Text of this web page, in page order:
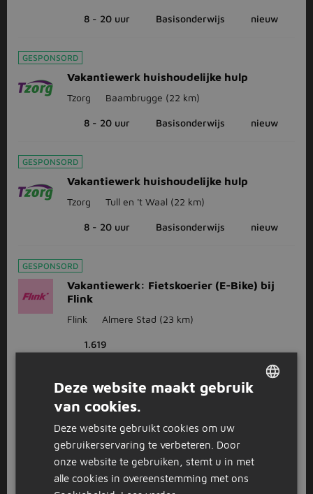
8 - 20 uur Basisonderwijs nieuw
GESPONSORD
Vakantiewerk huishoudelijke hulp
Tzorg Baambrugge (22 km)
8 - 20 uur Basisonderwijs nieuw
GESPONSORD
Vakantiewerk huishoudelijke hulp
Tzorg Tull en 't Waal (22 km)
8 - 20 uur Basisonderwijs nieuw
GESPONSORD
Vakantiewerk: Fietskoerier (E-Bike) bij
Flink
Flink Almere Stad (23 km)
1.619
1 2 3 Volgende >
recent gesloten vacatures
Deze website maakt gebruik
van cookies.
Deze website gebruikt cookies om uw
gebruikerservaring te verbeteren. Door
onze website te gebruiken, stemt u in met
alle cookies in overeenstemming met ons